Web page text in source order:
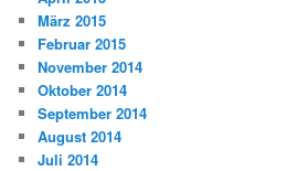
März 2015
Februar 2015
November 2014
Oktober 2014
September 2014
August 2014
Juli 2014